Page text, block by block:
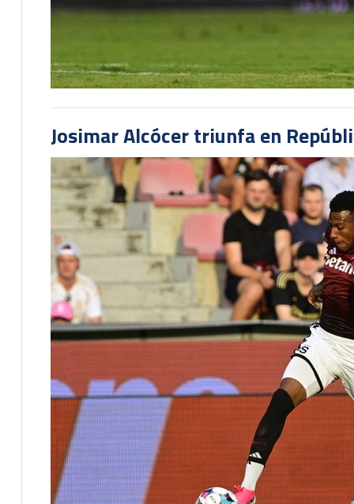
Josimar Alcócer triunfa en